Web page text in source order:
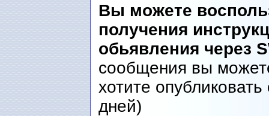
Вы можете
получения
обьявления через
сообщения вы
хотите
дней)